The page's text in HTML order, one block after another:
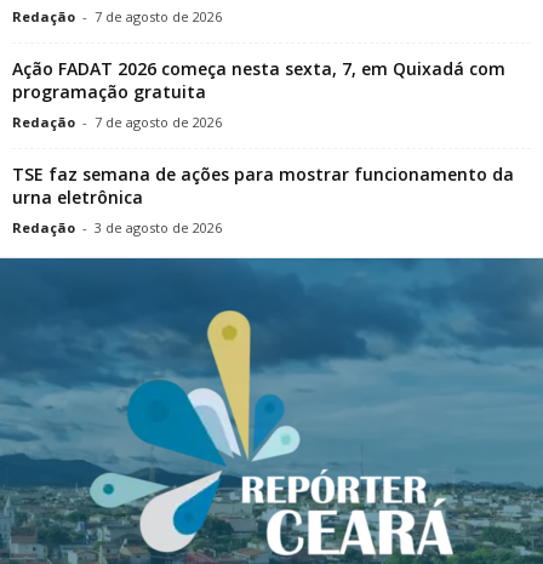
Redação - 7 de agosto de 2026
Ação FADAT 2026 começa nesta sexta, 7, em Quixadá com
programação gratuita
Redação - 7 de agosto de 2026
TSE faz semana de ações para mostrar funcionamento da
urna eletrônica
Redação - 3 de agosto de 2026